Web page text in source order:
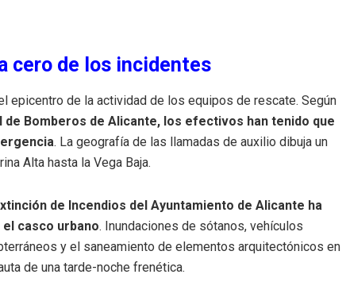
cero de los incidentes
epicentro de la actividad de los equipos de rescate. Según
Bomberos de Alicante, los efectivos han tenido que
. La geografía de las llamadas de auxilio dibuja un
Alta hasta la Vega Baja.
de Incendios del Ayuntamiento de Alicante ha
casco urbano. Inundaciones de sótanos, vehículos
y el saneamiento de elementos arquitectónicos en
de una tarde-noche frenética.